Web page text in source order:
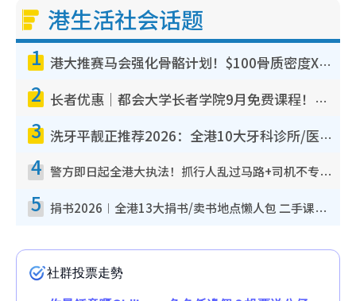
港生活社会话题
1 港大推赛马会强化骨骼计划！$100骨质密度X光检查 完成免费运动训练送超市礼券！附参加资格
2 长者优惠｜都会大学长者学院9月免费课程！多媒体/微电影创作/网络安全 附报名方法教学
3 洗牙平靓正推荐2026：全港10大牙科诊所/医院懒人包，夜诊至8点/镇静洁牙/医疗券适用
4 警方即日起全港大执法！抓行人乱过马路+司机不专注驾驶！乱过马路罚$2000
5 捐书2026︱全港13大捐书/卖书地点懒人包 二手课本最高$150＋旧书换免费咖啡/戏票